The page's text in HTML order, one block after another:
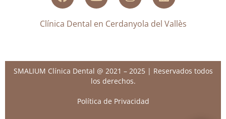
Clínica Dental en Cerdanyola del Vallès
SMALIUM Clínica Dental @ 2021 – 2025 | Reservados todos
los derechos.
Política de Privacidad